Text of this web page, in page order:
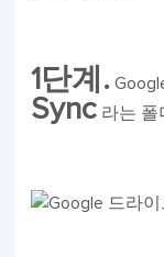
1단계.
Sync 라는 폴